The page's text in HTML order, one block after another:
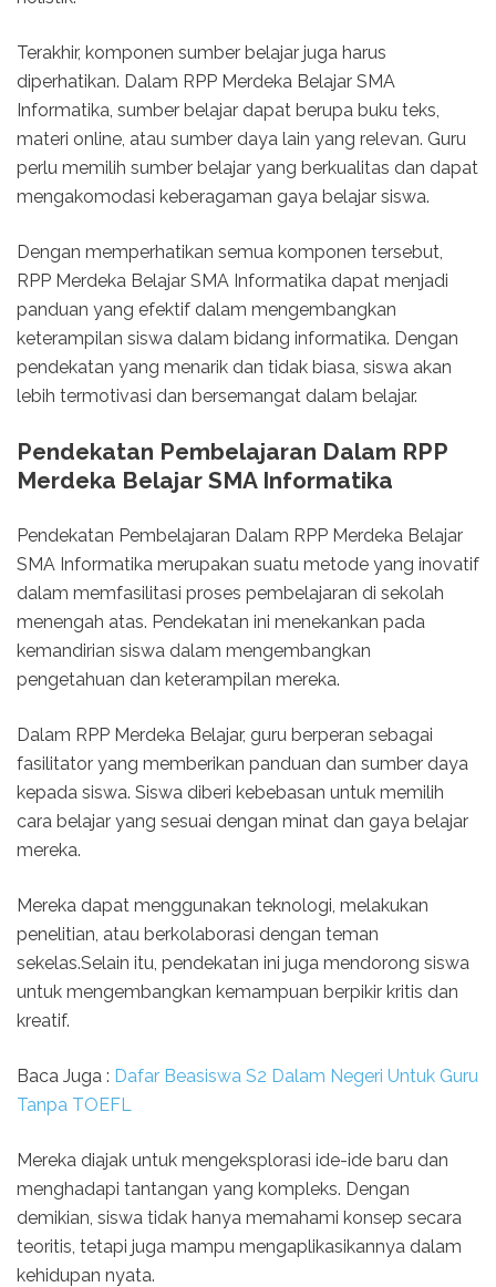
Terakhir, komponen sumber belajar juga harus
diperhatikan. Dalam RPP Merdeka Belajar SMA
Informatika, sumber belajar dapat berupa buku teks,
materi online, atau sumber daya lain yang relevan. Guru
perlu memilih sumber belajar yang berkualitas dan dapat
mengakomodasi keberagaman gaya belajar siswa.
Dengan memperhatikan semua komponen tersebut,
RPP Merdeka Belajar SMA Informatika dapat menjadi
panduan yang efektif dalam mengembangkan
keterampilan siswa dalam bidang informatika. Dengan
pendekatan yang menarik dan tidak biasa, siswa akan
lebih termotivasi dan bersemangat dalam belajar.
Pendekatan Pembelajaran Dalam RPP
Merdeka Belajar SMA Informatika
Pendekatan Pembelajaran Dalam RPP Merdeka Belajar
SMA Informatika merupakan suatu metode yang inovatif
dalam memfasilitasi proses pembelajaran di sekolah
menengah atas. Pendekatan ini menekankan pada
kemandirian siswa dalam mengembangkan
pengetahuan dan keterampilan mereka.
Dalam RPP Merdeka Belajar, guru berperan sebagai
fasilitator yang memberikan panduan dan sumber daya
kepada siswa. Siswa diberi kebebasan untuk memilih
cara belajar yang sesuai dengan minat dan gaya belajar
mereka.
Mereka dapat menggunakan teknologi, melakukan
penelitian, atau berkolaborasi dengan teman
sekelas.Selain itu, pendekatan ini juga mendorong siswa
untuk mengembangkan kemampuan berpikir kritis dan
kreatif.
Baca Juga : Dafar Beasiswa S2 Dalam Negeri Untuk Guru
Tanpa TOEFL
Mereka diajak untuk mengeksplorasi ide-ide baru dan
menghadapi tantangan yang kompleks. Dengan
demikian, siswa tidak hanya memahami konsep secara
teoritis, tetapi juga mampu mengaplikasikannya dalam
kehidupan nyata.